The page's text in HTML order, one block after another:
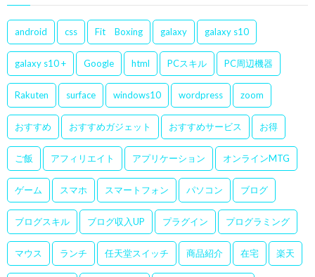
android css Fit Boxing galaxy galaxy s10
galaxy s10 + Google html PCスキル PC周辺機器
Rakuten surface windows10 wordpress zoom
おすすめ おすすめガジェット おすすめサービス お得
ご飯 アフィリエイト アプリケーション オンラインMTG
ゲーム スマホ スマートフォン パソコン ブログ
ブログスキル ブログ収入UP プラグイン プログラミング
マウス ランチ 任天堂スイッチ 商品紹介 在宅 楽天